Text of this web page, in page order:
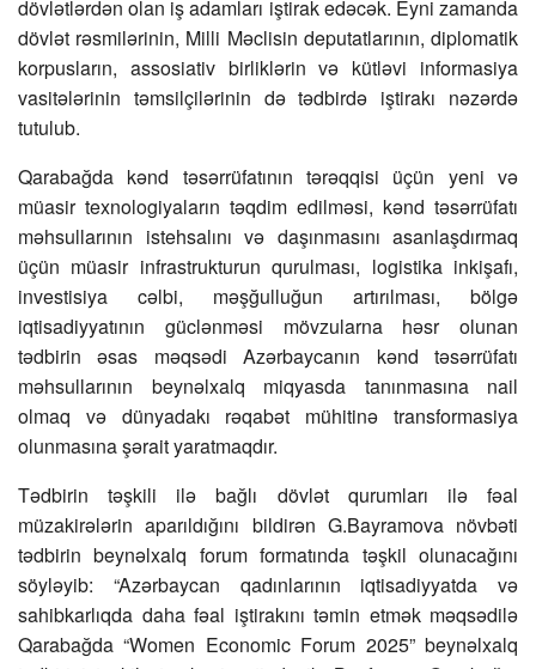
dövlətlərdən olan iş adamları iştirak edəcək. Eyni zamanda
dövlət rəsmilərinin, Milli Məclisin deputatlarının, diplomatik
korpusların, assosiativ birliklərin və kütləvi informasiya
vasitələrinin təmsilçilərinin də tədbirdə iştirakı nəzərdə
tutulub.
Qarabağda kənd təsərrüfatının tərəqqisi üçün yeni və
müasir texnologiyaların təqdim edilməsi, kənd təsərrüfatı
məhsullarının istehsalını və daşınmasını asanlaşdırmaq
üçün müasir infrastrukturun qurulması, logistika inkişafı,
investisiya cəlbi, məşğulluğun artırılması, bölgə
iqtisadiyyatının güclənməsi mövzularna həsr olunan
tədbirin əsas məqsədi Azərbaycanın kənd təsərrüfatı
məhsullarının beynəlxalq miqyasda tanınmasına nail
olmaq və dünyadakı rəqabət mühitinə transformasiya
olunmasına şərait yaratmaqdır.
Tədbirin təşkili ilə bağlı dövlət qurumları ilə fəal
müzakirələrin aparıldığını bildirən G.Bayramova növbəti
tədbirin beynəlxalq forum formatında təşkil olunacağını
söyləyib: “Azərbaycan qadınlarının iqtisadiyyatda və
sahibkarlıqda daha fəal iştirakını təmin etmək məqsədilə
Qarabağda “Women Economic Forum 2025” beynəlxalq